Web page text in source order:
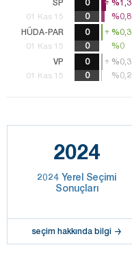
SP 0 %1,3
%1,3
01 Kas 15 %0,8
%0,8
HÜDA-PAR
VP
0
0
%0,3
%0,3
%0,3
%0,3
01 Kas 15
01 Kas 15
0 %0
%0,2
%0
%0,2
2024
2024 Yerel Seçimi
Sonuçları
seçim hakkında bilgi